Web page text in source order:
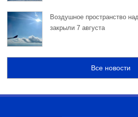
Воздушное пространство
закрыли 7 августа
Все новости